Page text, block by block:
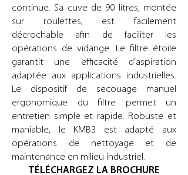
continue. Sa cuve de 90 litres, montée
sur roulettes, est facilement
décrochable afin de faciliter les
opérations de vidange. Le filtre étoile
garantit une efficacité d’aspiration
adaptée aux applications industrielles.
Le dispositif de secouage manuel
ergonomique du filtre permet un
entretien simple et rapide. Robuste et
maniable, le KMB3 est adapté aux
opérations de nettoyage et de
maintenance en milieu industriel.
TÉLÉCHARGEZ LA BROCHURE